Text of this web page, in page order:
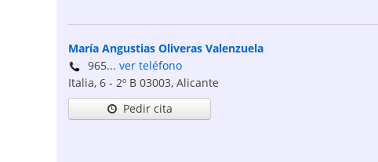
María Angustias Oliveras Valenzuela
965... ver teléfono
Italia, 6 - 2º B 03003, Alicante
Pedir cita